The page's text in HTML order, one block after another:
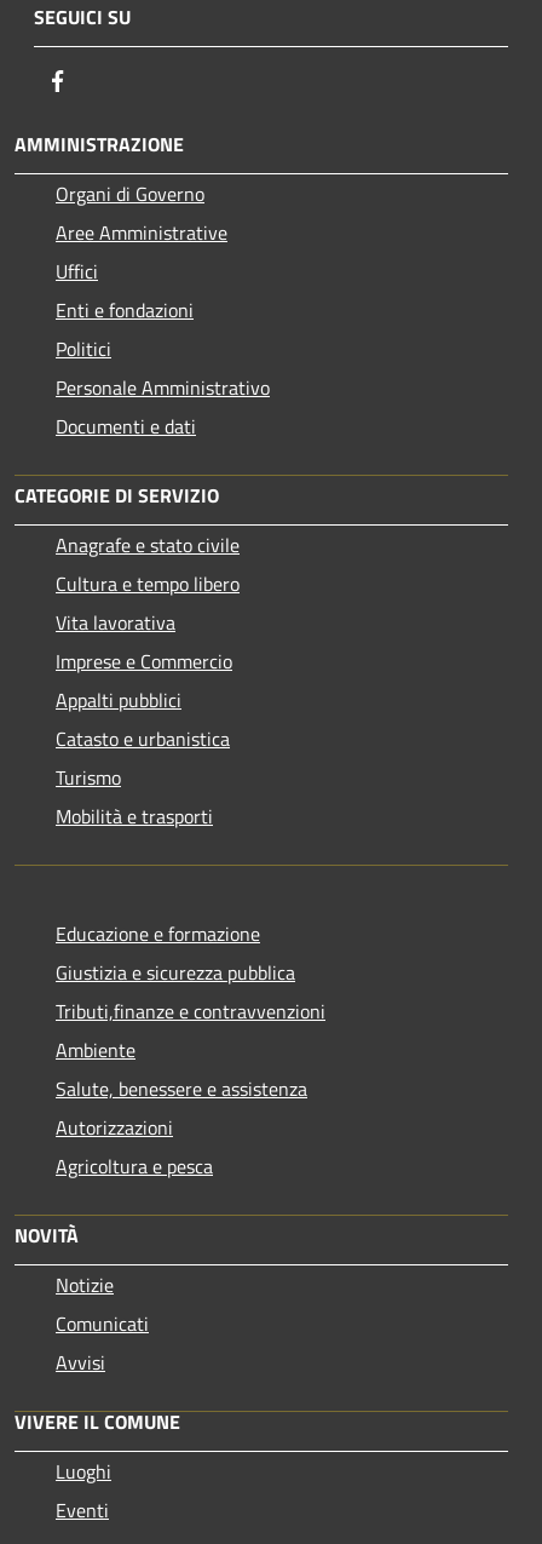
SEGUICI SU
AMMINISTRAZIONE
Organi di Governo
Aree Amministrative
Uffici
Enti e fondazioni
Politici
Personale Amministrativo
Documenti e dati
CATEGORIE DI SERVIZIO
Anagrafe e stato civile
Cultura e tempo libero
Vita lavorativa
Imprese e Commercio
Appalti pubblici
Catasto e urbanistica
Turismo
Mobilità e trasporti
Educazione e formazione
Giustizia e sicurezza pubblica
Tributi,finanze e contravvenzioni
Ambiente
Salute, benessere e assistenza
Autorizzazioni
Agricoltura e pesca
NOVITÀ
Notizie
Comunicati
Avvisi
VIVERE IL COMUNE
Luoghi
Eventi